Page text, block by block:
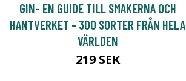
GIN- EN GUIDE TILL SMAKERNA OCH
HANTVERKET - 300 SORTER FRÅN HELA
VÄRLDEN
219 SEK